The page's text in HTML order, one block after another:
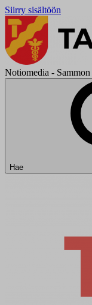
Siirry sisältöön
Notiomedia -
Hae